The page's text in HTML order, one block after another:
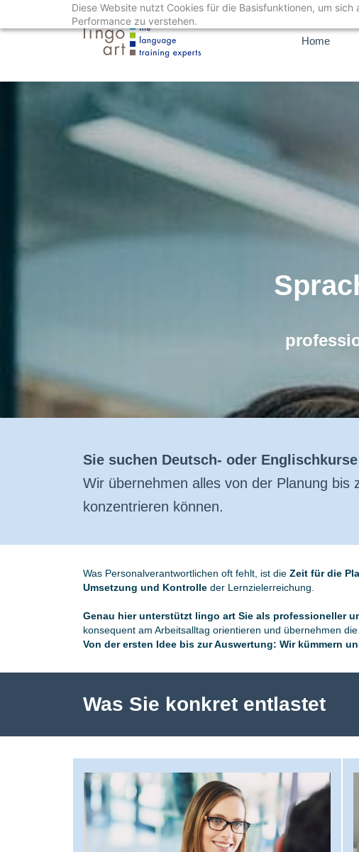
Diese Website nutzt Cookies für die Basisfunktionen, um
Performance zu verstehen.
Haupt-
Home
Sie suchen Deutsch- oder
​Wir übernehmen alles von der Planung
konzentrieren können.
Was Personalverantwortlichen oft fehlt, ist die Zeit für die
Umsetzung und Kontrolle der Lernzielerreichung.
Genau hier unterstützt lingo art Sie als professioneller
konsequent am Arbeitsalltag orientieren und übernehmen
Von der ersten Idee bis zur Auswertung: Wir kümmern
Was Sie konkret entlastet